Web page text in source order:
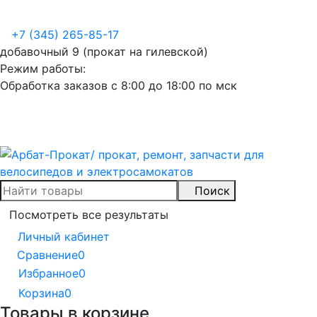
+7 (345) 265-85-17
добавочный 9 (прокат на гилевской)
Режим работы:
Обработка заказов с 8:00 до 18:00 по мск
Поиск
Посмотреть все результаты
Личный кабинет
Сравнение0
Избранное0
Корзина0